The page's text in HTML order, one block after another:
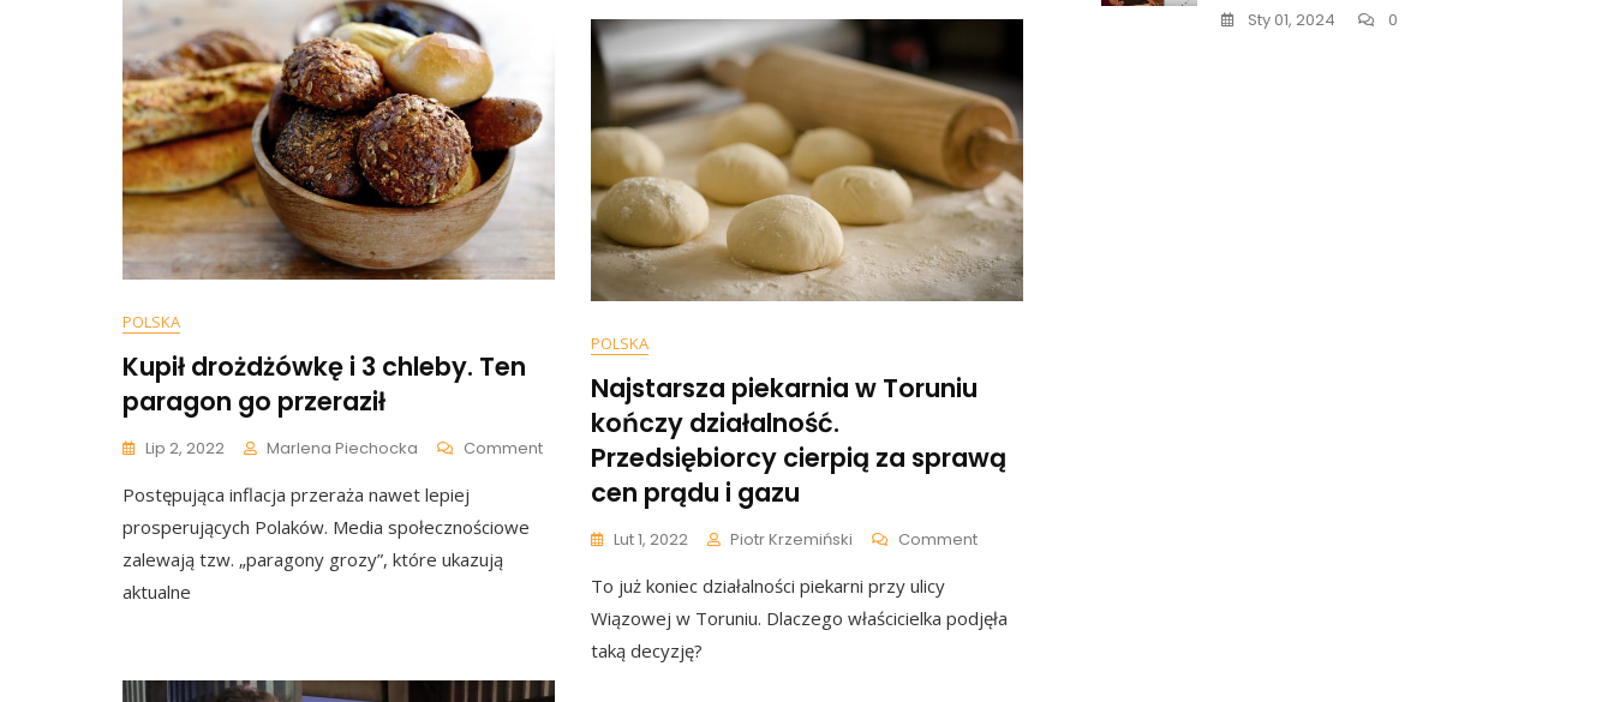
Bankructwa?
POLSKA
Kupił drożdżówkę i 3 chleby. Ten
paragon go przeraził
Lip 2, 2022 Marlena Piechocka CommentOn
Drożdżówkę
Paragon
Przeraził
Postępująca inflacja przeraża nawet lepiej
prosperujących Polaków. Media społecznościowe
zalewają tzw. „paragony grozy”, które ukazują
aktualne
POLSKA
Najstarsza piekarnia w Toruniu
kończy działalność.
Przedsiębiorcy cierpią za sprawą
cen prądu i gazu
Lut 1, 2022 Piotr Krzemiński CommentOn
W
Toruniu
To już koniec działalności piekarni przy ulicy
Wiązowej w Toruniu. Dlaczego właścicielka podjęła
taką decyzję?
Sty 01, 2024 0